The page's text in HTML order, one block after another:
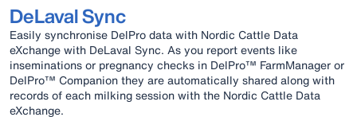
DeLaval Sync
Easily synchronise DelPro data with Nordic Cattle Data
eXchange with DeLaval Sync. As you report events like
inseminations or pregnancy checks in DelPro™ FarmManager or
DelPro™ Companion they are automatically shared along with
records of each milking session with the Nordic Cattle Data
eXchange.